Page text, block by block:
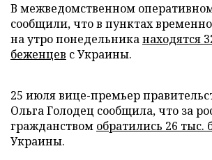
В межведомственном
сообщили, что в пунктах
на утро понедельниканаходятся
беженцев с Украины.
25 июля вице-премьер
Ольга Голодец сообщила, что за
гражданством обратились 26 тыс.
Украины.